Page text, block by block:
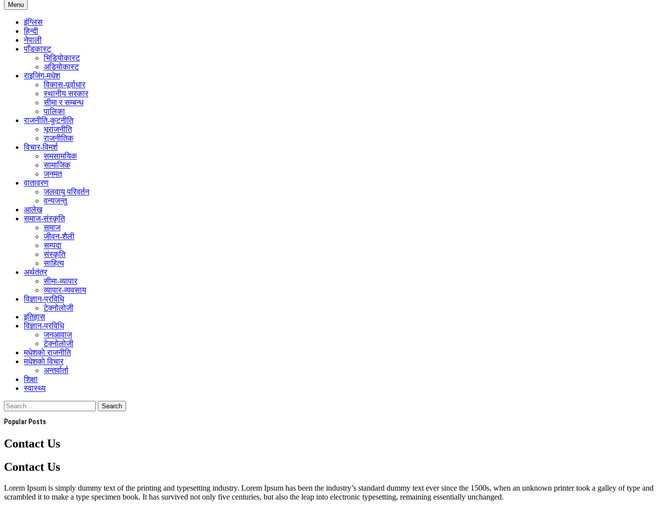
Menu
इंग्लिस
हिन्दी
नेपाली
पाँडकास्ट
भिडियाेकास्ट
अडियाेकास्ट
राइजिंग-मधेश
विकास-पूर्वाधार
स्थानीय सरकार
सीमा र सम्बन्ध
पालिका
राजनीति-कुटनीति
भूराजनीति
राजनीतिक
विचार-विमर्श
समसामयिक
सामाजिक
जनमत
वातावरण
जलवायु परिवर्तन
वन्यजन्तु
आलेख
समाज-संस्कृति
समाज
जीवन-शैली
सम्पदा
संस्कृति
साहित्य
अर्थतंत्र
सीमा-व्यापार
व्यापार-व्यवसाय
विज्ञान-प्रविधि
टेक्नोलोजी
इतिहास
विज्ञान-प्रविधि
जनआवाज
टेक्नोलोजी
मधेशकाे राजनीति
मधेशकाे विचार
अन्तर्वार्ता
शिक्षा
स्वास्थ्य
Popular Posts
Contact Us
Contact Us
Lorem Ipsum is simply dummy text of the printing and typesetting industry. Lorem Ipsum has been the industry’s standard dummy text ever since the 1500s, when an unknown printer took a galley of type and
scrambled it to make a type specimen book. It has survived not only five centuries, but also the leap into electronic typesetting, remaining essentially unchanged.